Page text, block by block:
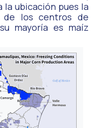
la ubicación pues la
de los centros de
mayoría es maíz